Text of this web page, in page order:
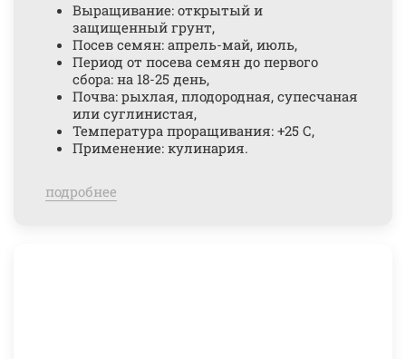
Выращивание: открытый и
защищенный грунт,
Посев семян: апрель-май, июль,
Период от посева семян до первого
сбора: на 18-25 день,
Почва: рыхлая, плодородная, супесчаная
или суглинистая,
Температура проращивания: +25 С,
Применение: кулинария.
подробнее